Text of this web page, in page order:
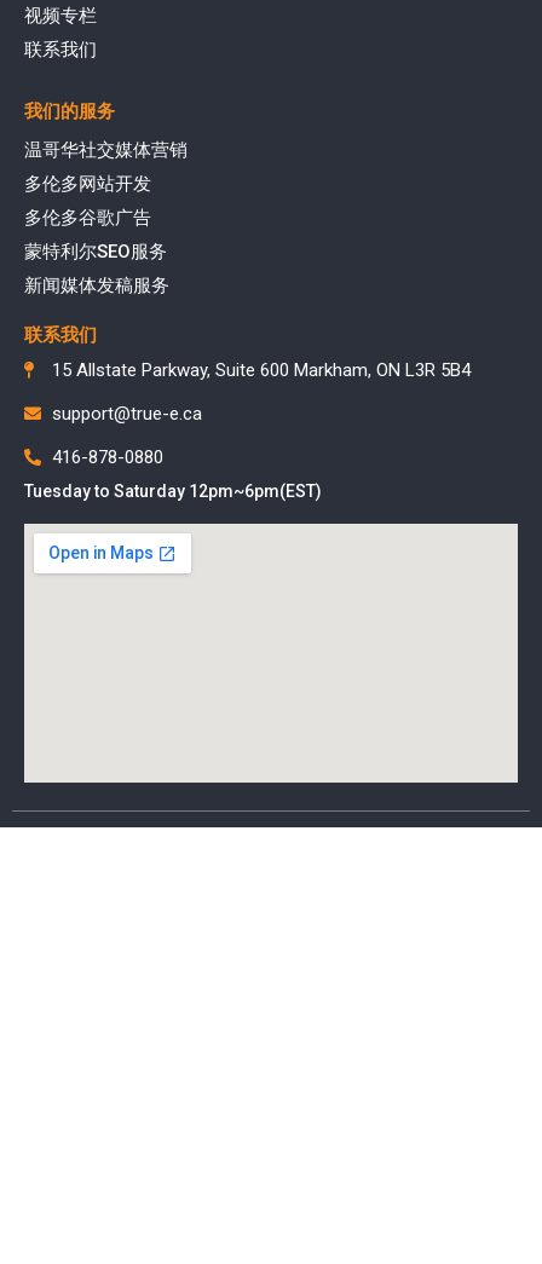
视频专栏
联系我们
我们的服务
温哥华社交媒体营销
多伦多网站开发
多伦多谷歌广告
蒙特利尔SEO服务
新闻媒体发稿服务
联系我们
15 Allstate Parkway, Suite 600 Markham, ON L3R 5B4
support@true-e.ca
416-878-0880
Tuesday to Saturday 12pm~6pm(EST)